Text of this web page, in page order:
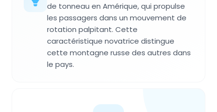
de tonneau en Amérique, qui propulse
les passagers dans un mouvement de
rotation palpitant. Cette
caractéristique novatrice distingue
cette montagne russe des autres dans
le pays.